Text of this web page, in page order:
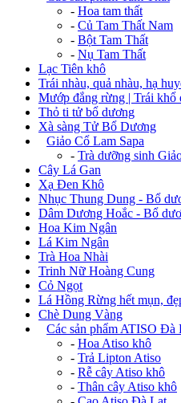
- Hoa tam thất
- Củ Tam Thất Nam
- Bột Tam Thất
- Nụ Tam Thất
Lạc Tiên khô
Trái nhàu, quả nhàu, hạ
Mướp đắng rừng | Trái khổ
Thỏ ti tử bổ dương
Xà sàng Tử Bổ Dương
Giảo Cổ Lam Sapa
- Trà dưỡng sinh
Cây Lá Gan
Xạ Đen Khô
Nhục Thung Dung - Bổ
Dâm Dương Hoắc - Bổ
Hoa Kim Ngân
Lá Kim Ngân
Trà Hoa Nhài
Trinh Nữ Hoàng Cung
Cỏ Ngọt
Lá Hồng Rừng hết mụn,
Chè Dung Vàng
Các sản phẩm ATISO Đà
- Hoa Atiso khô
- Trả Lipton Atiso
- Rễ cây Atiso khô
- Thân cây Atiso khô